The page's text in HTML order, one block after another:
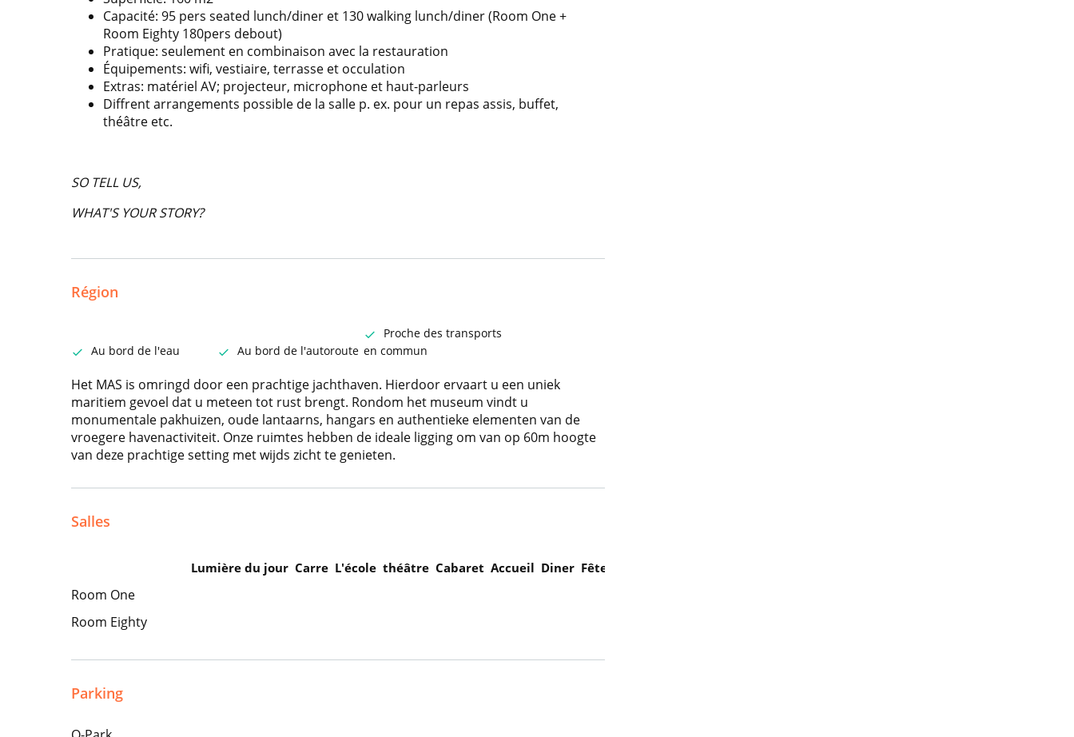
Capacité: 95 pers seated lunch/diner et 130 walking lunch/diner (Room One +
Room Eighty 180pers debout)
Pratique: seulement en combinaison avec la restauration
Équipements: wifi, vestiaire, terrasse et occulation
Extras: matériel AV; projecteur, microphone et haut-parleurs
Diffrent arrangements possible de la salle p. ex. pour un repas assis, buffet,
théâtre etc.
SO TELL US,
WHAT'S YOUR STORY?
Région
Au bord de l'eau Au bord de l'autoroute
Proche des transports
en commun
Het MAS is omringd door een prachtige jachthaven. Hierdoor ervaart u een uniek
maritiem gevoel dat u meteen tot rust brengt. Rondom het museum vindt u
monumentale pakhuizen, oude lantaarns, hangars en authentieke elementen van de
vroegere havenactiviteit. Onze ruimtes hebben de ideale ligging om van op 60m hoogte
van deze prachtige setting met wijds zicht te genieten.
Salles
Lumière du jour Carre L'école théâtre Cabaret Accueil Diner Fête
Room One
Room Eighty
Parking